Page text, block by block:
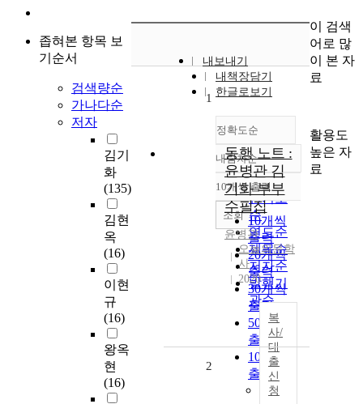
좁혀본 항목 보
기순서
검색량순
가나다순
저자
김기
화
(135)
김현
옥
(16)
이현
규
(16)
왕옥
현
(16)
내보내기
내책장담기
한글로보기
정확도순
정확도
순
인기도
순
연도순
제목순
저자순
발행기
관순
내림차순
내림차순
10개씩 출력
10개씩
출력
20개씩
출력
30개씩
출력
50개씩
출력
100개씩
출력
조회
1
동행 노트 :
윤병관 김
기화 부부
수필집
윤병관
오늘의문학
사
2020
복
사/
대
출
신
청
2
이 검색
어로 많
이 본 자
료
활용도
높은 자
료